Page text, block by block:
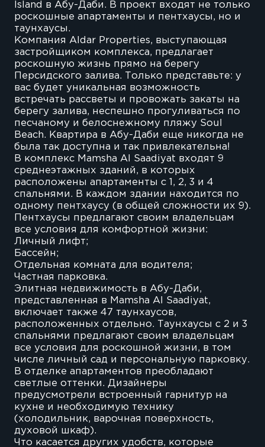
Island в Абу-Даби. В проект входят не только
роскошные апартаменты и пентхаусы, но и
таунхаусы.
Компания Aldar Properties, выступающая
застройщиком комплекса, предлагает
роскошную жизнь прямо на берегу
Персидского залива. Только представьте: у
вас будет уникальная возможность
встречать рассветы и провожать закаты на
берегу залива, неспешно прогуливаться по
песчаному и белоснежному пляжу Soul
Beach. Квартира в Абу-Даби еще никогда не
была так доступна и так привлекательна!
В комплекс Mamsha Al Saadiyat входят 9
среднеэтажных зданий, в которых
расположены апартаменты с 1, 2, 3 и 4
спальнями. В каждом здании находится по
одному пентхаусу (в общей сложности их 9).
Пентхаусы предлагают своим владельцам
все условия для комфортной жизни:
Личный лифт;
Бассейн;
Отдельная комната для водителя;
Частная парковка.
Элитная недвижимость в Абу-Даби,
представленная в Mamsha Al Saadiyat,
включает также 47 таунхаусов,
расположенных отдельно. Таунхаусы с 2 и 3
спальнями предлагают своим владельцам
все условия для роскошной жизни, в том
числе личный сад и персональную парковку.
В отделке апартаментов преобладают
светлые оттенки. Дизайнеры
предусмотрели встроенный гарнитур на
кухне и необходимую технику
(холодильник, варочная поверхность,
духовой шкаф).
Что касается других удобств, которые